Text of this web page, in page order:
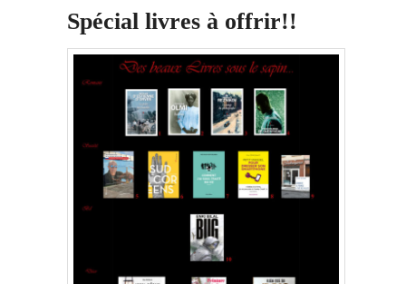
Spécial livres à offrir!!